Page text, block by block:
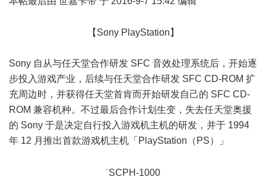
【Sony PlayStation】
Sony 自从与任天堂合作研发 SFC 音效处理系统后，开始逐
步投入游戏产业，后续与任天堂合作研发 SFC CD-ROM 扩
充周边时，并获得任天堂首肯而开始研发自己的 SFC CD-
ROM 兼容机种。不过最后合作计划生变，失去任天堂奥援
的 Sony 于是决定自行投入游戏机主机的研发，并于 1994
年 12 月推出首款游戏机主机「PlayStation（PS）」
˙SCPH-1000